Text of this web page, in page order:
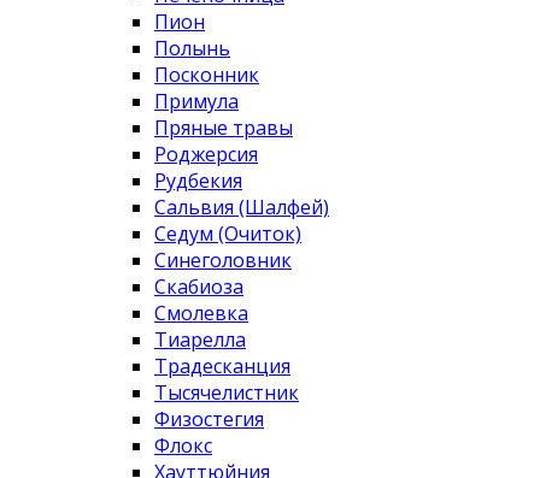
Пион
Полынь
Посконник
Примула
Пряные травы
Роджерсия
Рудбекия
Сальвия (Шалфей)
Седум (Очиток)
Синеголовник
Скабиоза
Смолевка
Тиарелла
Традесканция
Тысячелистник
Физостегия
Флокс
Хауттюйния